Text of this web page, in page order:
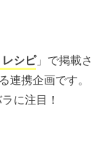
レシピ」で掲載さ
連携企画です。
に注目！